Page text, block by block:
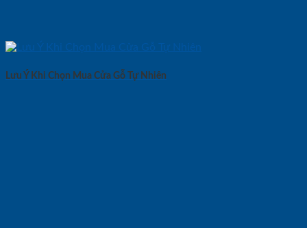
Lưu Ý Khi Chọn Mua Cửa Gỗ Tự Nhiên